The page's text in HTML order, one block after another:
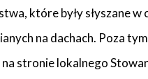
które były słyszane w
na dachach. Poza
na stronie lokalnego